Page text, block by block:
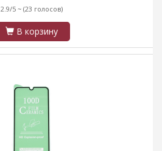
2.9/5 ~ (23 голосов)
В корзину